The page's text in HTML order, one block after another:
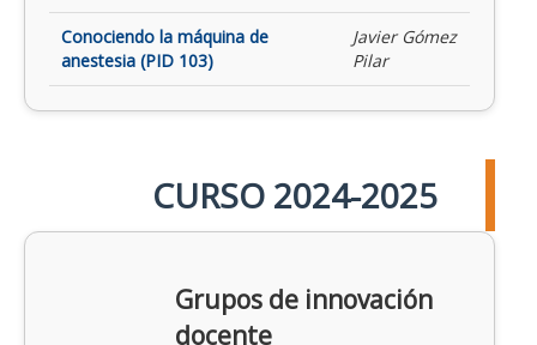
Conociendo la máquina de
anestesia (PID 103)
Javier Gómez
Pilar
CURSO 2024-2025
Grupos de innovación
docente